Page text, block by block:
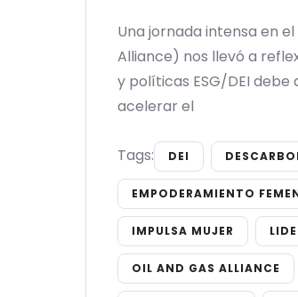
Una jornada intensa en el
Alliance) nos llevó a
y políticas ESG/DEI
acelerar el
Tags: DEI
EMPODERAMIENTO
IMPULSA MUJER
OIL AND GAS ALLIANCE